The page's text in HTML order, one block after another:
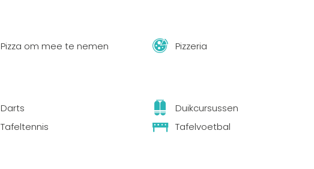
Pizza om mee te nemen Pizzeria
Darts
Duikcursussen
Tafeltennis
Tafelvoetbal